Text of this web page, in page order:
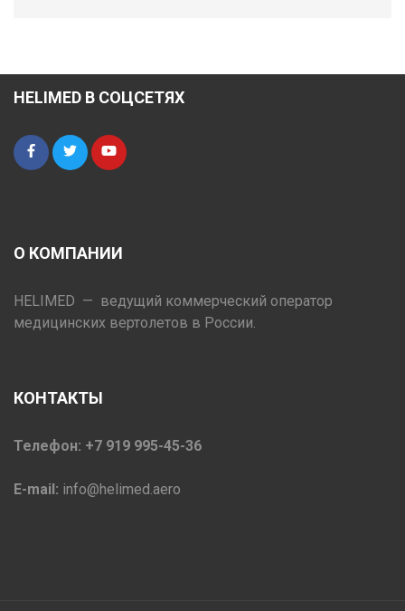
HELIMED В СОЦСЕТЯХ
О КОМПАНИИ
HELIMED — ведущий коммерческий оператор
медицинских вертолетов в России.
КОНТАКТЫ
Телефон: +7 919 995-45-36
E-mail: info@helimed.aero